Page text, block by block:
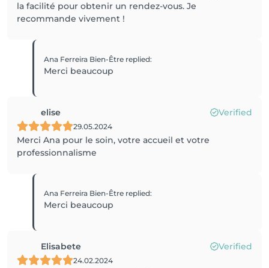
la facilité pour obtenir un rendez-vous. Je
recommande vivement !
Ana Ferreira Bien-Être replied:
Merci beaucoup
elise Verified
29.05.2024
Merci Ana pour le soin, votre accueil et votre
professionnalisme
Ana Ferreira Bien-Être replied:
Merci beaucoup
Elisabete Verified
24.02.2024